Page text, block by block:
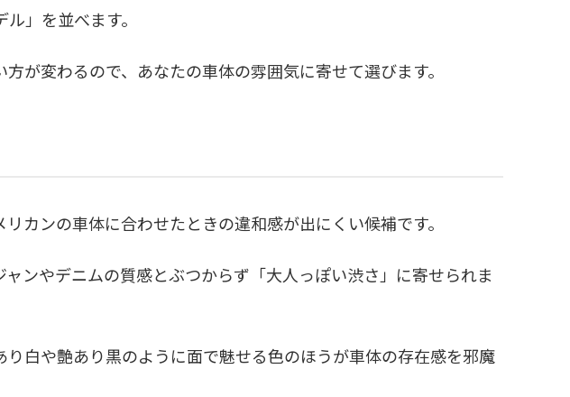
」を並べます。
が変わるので、あなたの車体の雰囲気に寄せて選びます。
カンの車体に合わせたときの違和感が出にくい候補です。
ンやデニムの質感とぶつからず「大人っぽい渋さ」に寄せられま
白や艶あり黒のように面で魅せる色のほうが車体の存在感を邪魔